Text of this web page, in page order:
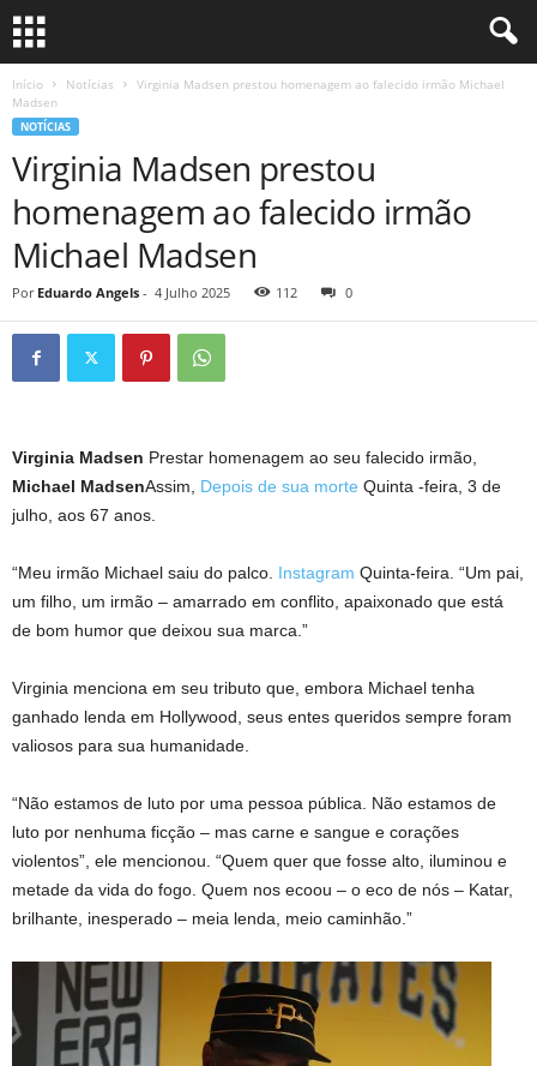
Início Notícias
Virginia Madsen prestou homenagem ao falecido irmão Michael
Madsen
NOTÍCIAS
Virginia Madsen prestou
homenagem ao falecido irmão
Michael Madsen
Por Eduardo Angels - 4 Julho 2025 112 0
Virginia Madsen Prestar homenagem ao seu falecido irmão,
Michael MadsenAssim, Depois de sua morte Quinta -feira, 3 de
julho, aos 67 anos.
“Meu irmão Michael saiu do palco. Instagram Quinta-feira. “Um pai,
um filho, um irmão – amarrado em conflito, apaixonado que está
de bom humor que deixou sua marca.”
Virginia menciona em seu tributo que, embora Michael tenha
ganhado lenda em Hollywood, seus entes queridos sempre foram
valiosos para sua humanidade.
“Não estamos de luto por uma pessoa pública. Não estamos de
luto por nenhuma ficção – mas carne e sangue e corações
violentos”, ele mencionou. “Quem quer que fosse alto, iluminou e
metade da vida do fogo. Quem nos ecoou – o eco de nós – Katar,
brilhante, inesperado – meia lenda, meio caminhão.”